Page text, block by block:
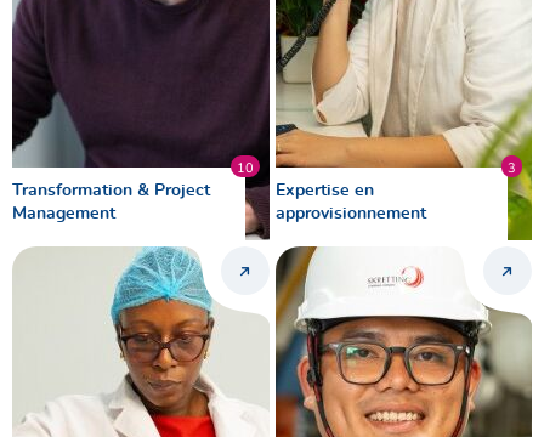
10
Transformation & Project
Management
3
Expertise en
approvisionnement